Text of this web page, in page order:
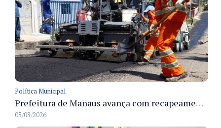
Política Municipal
Prefeitura de Manaus avança com recapeamento no Parque Rio Solimões e cobre cerca de 30 ruas
05/08/2026